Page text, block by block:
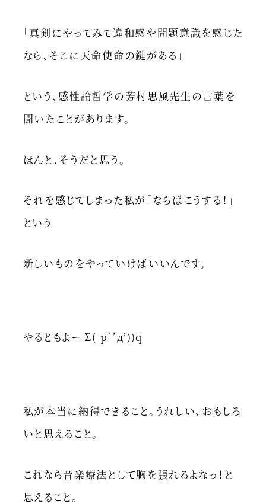
「真剣にやってみて違和感や問題意識を感じた
なら、そこに天命使命の鍵がある」
という、感性論哲学の芳村思風先生の言葉を
聞いたことがあります。
ほんと、そうだと思う。
それを感じてしまった私が「ならばこうする！」
という
新しいものをやっていけばいいんです。
やるともよー Σ( p｀’д’))q
私が本当に納得できること。うれしい、おもしろ
いと思えること。
これなら音楽療法として胸を張れるよなっ！と
思えること。